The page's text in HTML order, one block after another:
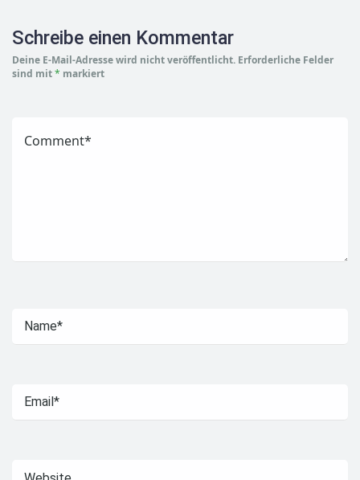
Schreibe einen Kommentar
Deine E-Mail-Adresse wird nicht veröffentlicht. Erforderliche Felder
sind mit* markiert